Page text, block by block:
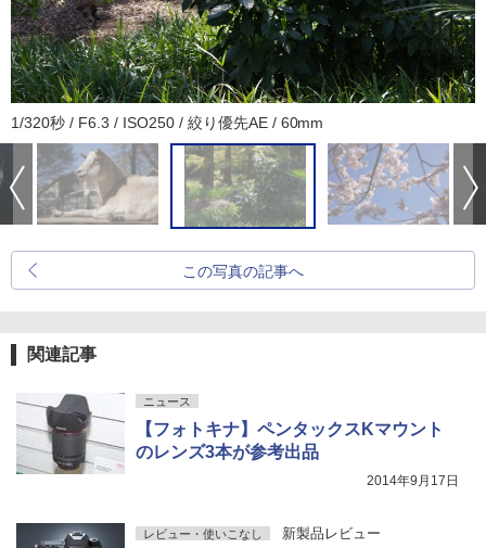
1/320秒 / F6.3 / ISO250 / 絞り優先AE / 60mm
この写真の記事へ
関連記事
ニュース
【フォトキナ】ペンタックスKマウント
のレンズ3本が参考出品
2014年9月17日
レビュー・使いこなし 新製品レビュー